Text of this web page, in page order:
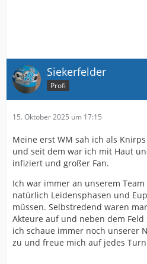
Siekerfelder
Profi
15. Oktober 2025 um 17:15
Meine erst WM sah ich als
und seit dem war ich mit Haut
infiziert und großer Fan.
Ich war immer an unserem
natürlich Leidensphasen und
müssen. Selbstredend waren
Akteure auf und neben dem
ich schaue immer noch unserer
zu und freue mich auf jedes